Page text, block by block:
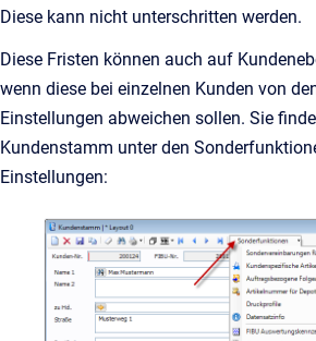
Diese kann nicht unterschritten werden.
Diese Fristen können auch auf
wenn diese bei einzelnen Kunden von
Einstellungen abweichen sollen. Sie
Kundenstamm unter den
Einstellungen: